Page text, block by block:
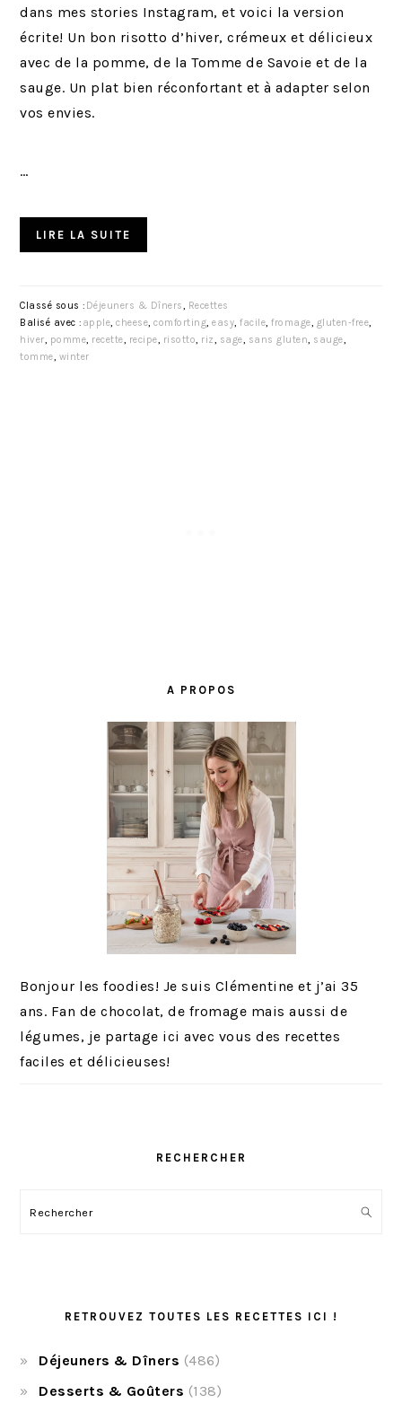
dans mes stories Instagram, et voici la version
écrite! Un bon risotto d’hiver, crémeux et délicieux
avec de la pomme, de la Tomme de Savoie et de la
sauge. Un plat bien réconfortant et à adapter selon
vos envies.
…
LIRE LA SUITE
Classé sous : Déjeuners & Dîners
Recettes
Balisé avec : apple ,cheese ,comforting ,easy ,facile ,fromage gluten-free
hiver
pomme recette recipe risotto riz sage sans gluten sauge
tomme winter
A PROPOS
Bonjour les foodies! Je suis Clémentine et j’ai 35
ans. Fan de chocolat, de fromage mais aussi de
légumes, je partage ici avec vous des recettes
faciles et délicieuses!
RECHERCHER
Rechercher
RETROUVEZ TOUTES LES RECETTES ICI !
Déjeuners & Dîners (486)
Desserts & Goûters (138)